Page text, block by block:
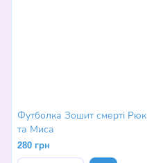
Футболка Зошит смерті Рюк
та Миса
280 грн